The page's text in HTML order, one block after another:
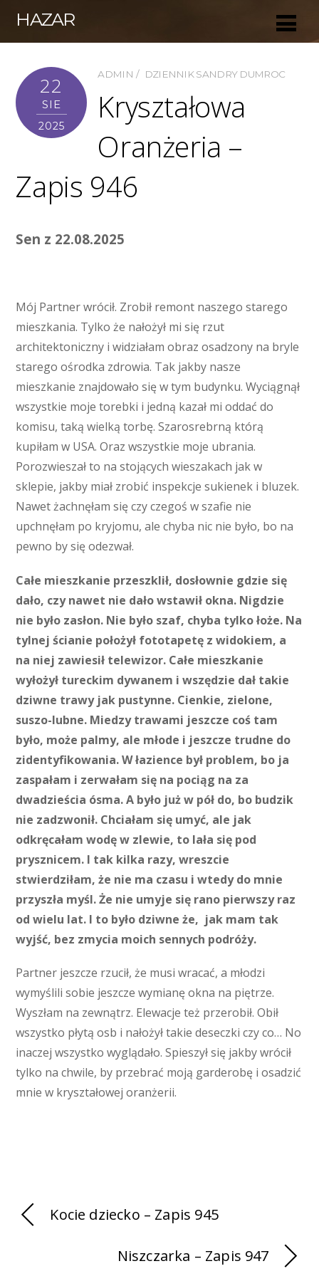
HAZAR
22
SIE
2025
ADMIN DZIENNIK SANDRY DUMROC
Kryształowa
Oranżeria –
Zapis 946
Sen z 22.08.2025
Mój Partner wrócił. Zrobił remont naszego starego
mieszkania. Tylko że nałożył mi się rzut
architektoniczny i widziałam obraz osadzony na bryle
starego ośrodka zdrowia. Tak jakby nasze
mieszkanie znajdowało się w tym budynku. Wyciągnął
wszystkie moje torebki i jedną kazał mi oddać do
komisu, taką wielką torbę. Szarosrebrną którą
kupiłam w USA. Oraz wszystkie moje ubrania.
Porozwieszał to na stojących wieszakach jak w
sklepie, jakby miał zrobić inspekcje sukienek i bluzek.
Nawet żachnęłam się czy czegoś w szafie nie
upchnęłam po kryjomu, ale chyba nic nie było, bo na
pewno by się odezwał.
Całe mieszkanie przeszklił, dosłownie gdzie się
dało, czy nawet nie dało wstawił okna. Nigdzie
nie było zasłon. Nie było szaf, chyba tylko łoże. Na
tylnej ścianie położył fototapetę z widokiem, a
na niej zawiesił telewizor. Całe mieszkanie
wyłożył tureckim dywanem i wszędzie dał takie
dziwne trawy jak pustynne. Cienkie, zielone,
suszo-lubne. Miedzy trawami jeszcze coś tam
było, może palmy, ale młode i jeszcze trudne do
zidentyfikowania. W łazience był problem, bo ja
zaspałam i zerwałam się na pociąg na za
dwadzieścia ósma. A było już w pół do, bo budzik
nie zadzwonił. Chciałam się umyć, ale jak
odkręcałam wodę w zlewie, to lała się pod
prysznicem. I tak kilka razy, wreszcie
stwierdziłam, że nie ma czasu i wtedy do mnie
przyszła myśl. Że nie umyje się rano pierwszy raz
od wielu lat. I to było dziwne że, jak mam tak
wyjść, bez zmycia moich sennych podróży.
Partner jeszcze rzucił, że musi wracać, a młodzi
wymyślili sobie jeszcze wymianę okna na piętrze.
Wyszłam na zewnątrz. Elewacje też przerobił. Obił
wszystko płytą osb i nałożył takie deseczki czy co… No
inaczej wszystko wyglądało. Spieszył się jakby wrócił
tylko na chwile, by przebrać moją garderobę i osadzić
mnie w kryształowej oranżerii.
Kocie dziecko – Zapis 945
Niszczarka – Zapis 947